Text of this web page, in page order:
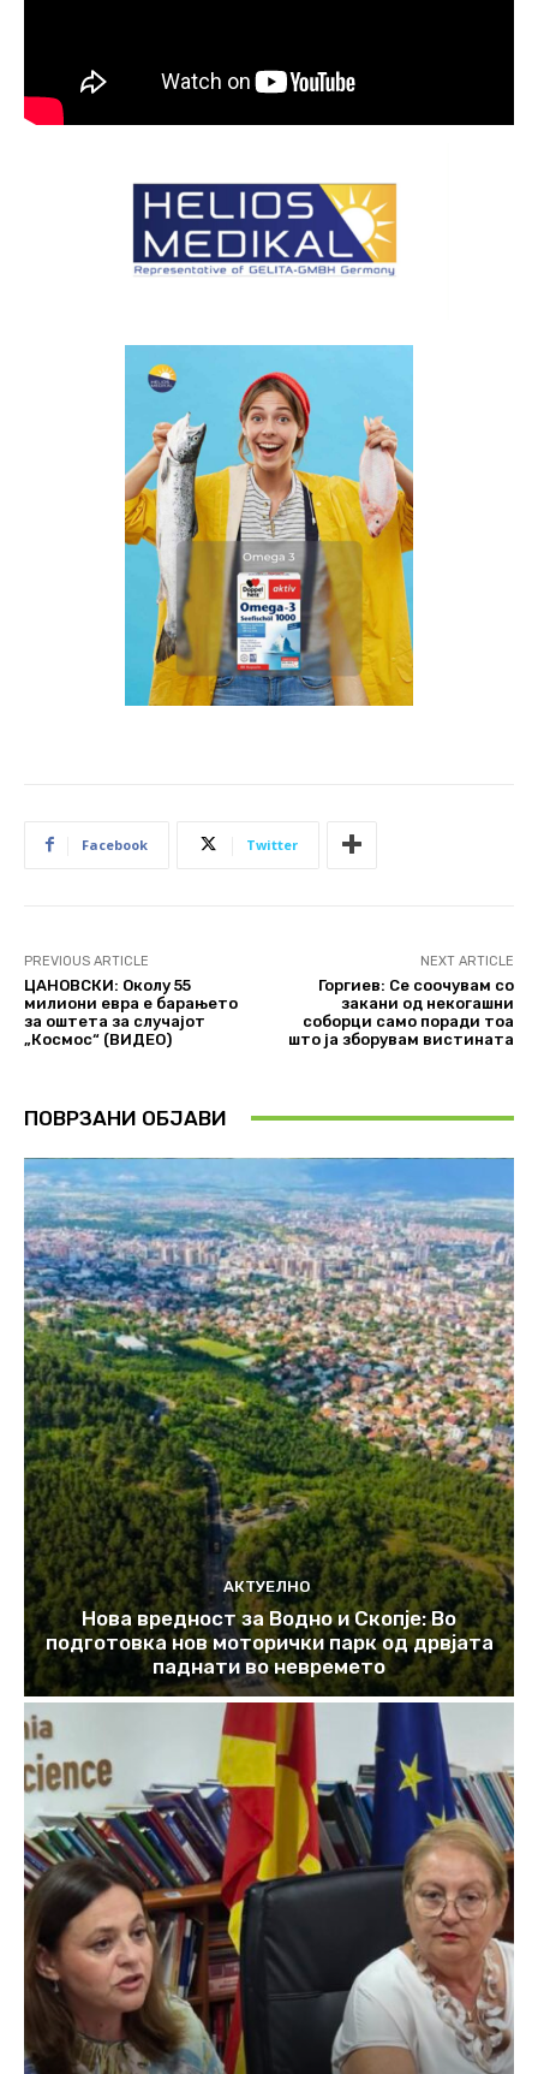
Facebook Twitter
PREVIOUS ARTICLE
ЦАНОВСКИ: Околу 55
милиони евра е барањето
за оштета за случајот
„Космос“ (ВИДЕО)
NEXT ARTICLE
Горгиев: Се соочувам со
закани од некогашни
соборци само поради тоа
што ја зборувам вистината
ПОВРЗАНИ ОБЈАВИ
АКТУЕЛНО
Нова вредност за Водно и Скопје: Во
подготовка нов моторички парк од дрвјата
паднати во невремето